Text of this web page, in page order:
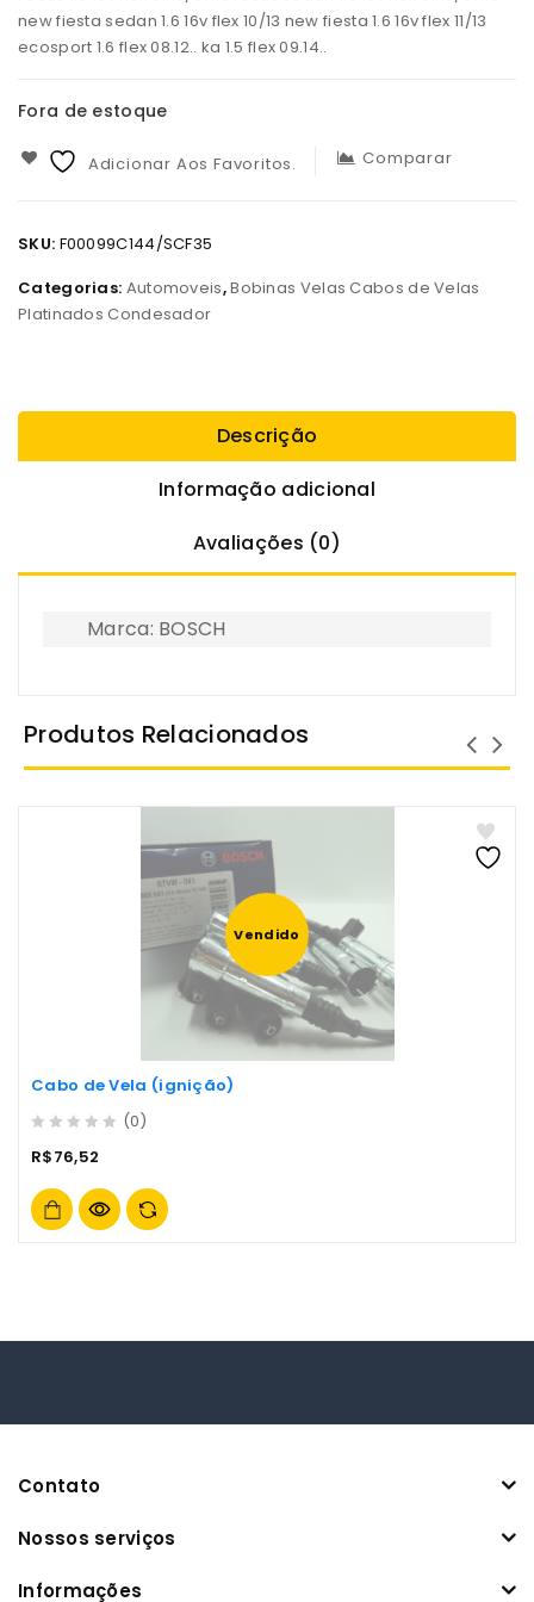
new fiesta sedan 1.6 16v flex 10/13 new fiesta 1.6 16v flex 11/13
ecosport 1.6 flex 08.12.. ka 1.5 flex 09.14..
Fora de estoque
Adicionar Aos Favoritos. Comparar
SKU: F00099C144/SCF35
Categorias: Automoveis,Bobinas Velas Cabos de Velas
Platinados Condesador
Descrição
Informação adicional
Avaliações (0)
Marca: BOSCH
Produtos Relacionados
Vendido
Cabo de Vela (ignição)
out
5
(0)
R$76,52
Contato
Nossos serviços
Informações